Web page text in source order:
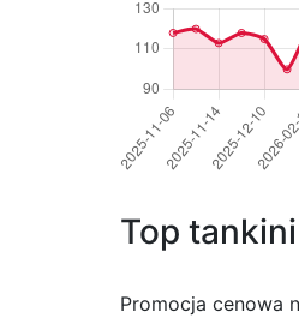
Top
Promocja cenowa